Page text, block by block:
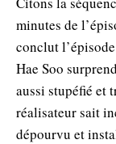
minutes de
conclut
Hae Soo
aussi stupéfié et
réalisateur sait
dépourvu et